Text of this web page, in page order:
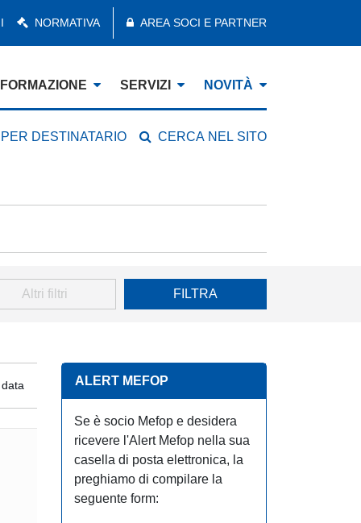
NORMATIVA AREA SOCI E PARTNER
FORMAZIONE SERVIZI NOVITÀ
DESTINATARIO CERCA NEL SITO
Altri filtri FILTRA
ALERT MEFOP
Se è socio Mefop e desidera
ricevere l'Alert Mefop nella sua
casella di posta elettronica, la
preghiamo di compilare la
seguente form: